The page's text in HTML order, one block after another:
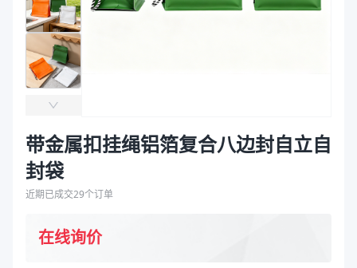
带金属扣挂绳铝箔复合八边封自立自
封袋
近期已成交29个订单
在线询价